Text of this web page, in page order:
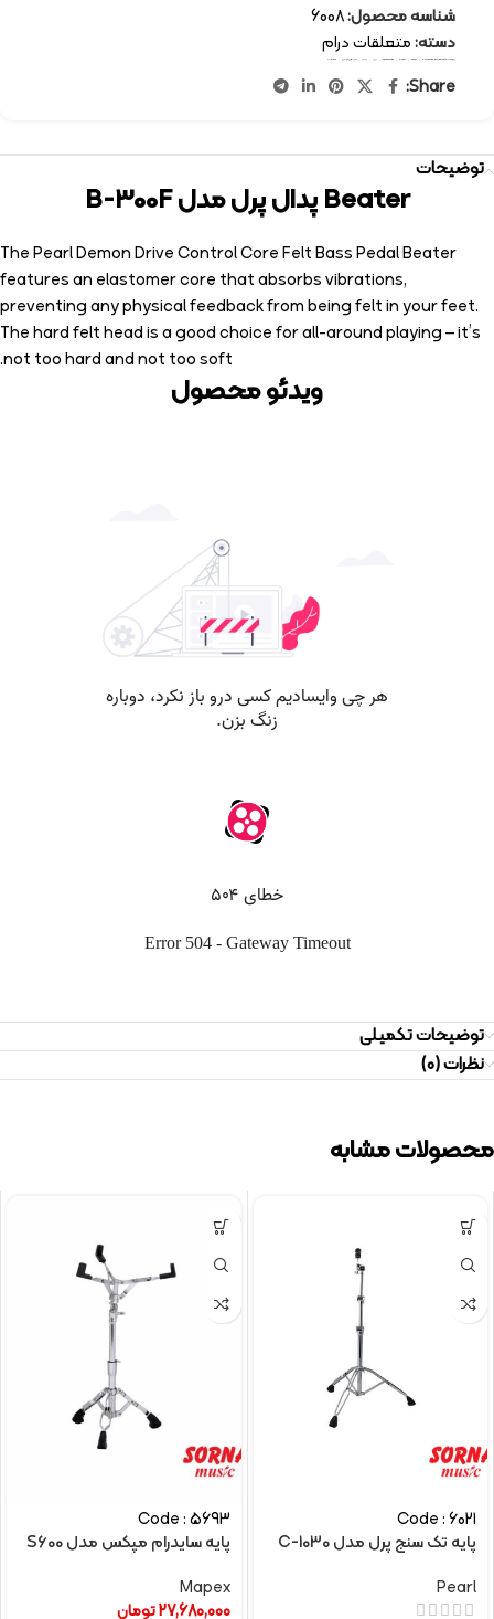
شناسه محصول:6008
دسته:متعلقات درام
برچسب: accessories drum Pearl percussion-instruments پرل درام سازهای کوبه ای متعلقات
Share:
توضیحات
Beater پدال پرل مدل B-300F
The Pearl Demon Drive Control Core Felt Bass Pedal Beater
features an elastomer core that absorbs vibrations,
preventing any physical feedback from being felt in your feet.
The hard felt head is a good choice for all-around playing – it’s
not too hard and not too soft.
ویدئو محصول
توضیحات تکمیلی
نظرات (0)
محصولات مشابه
Code : 6021
پایه تک سنج پرل مدل C-1030
Pearl
Code : 5693
پایه سایدرام مپکس مدل S600
Mapex
27,680,000تومان